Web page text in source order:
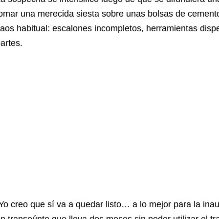
una merecida siesta sobre unas bolsas de
habitual: escalones incompletos, herramientas
creo que sí va a quedar listo… a lo mejor para la